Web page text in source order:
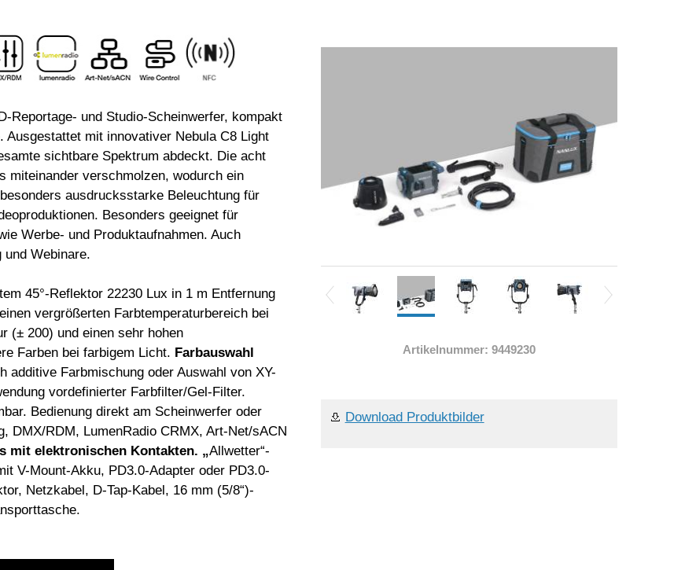
Reportage- und Studio-Scheinwerfer, kompakt
mit innovativer Nebula C8 Light
sichtbare Spektrum abdeckt. Die acht
miteinander verschmolzen, wodurch ein
ausdrucksstarke Beleuchtung für
Besonders geeignet für
Werbe- und Produktaufnahmen. Auch
Webinare.
45°-Reflektor 22230 Lux in 1 m Entfernung
vergrößerten Farbtemperaturbereich bei
(± 200) und einen sehr hohen
Farben bei farbigem Licht. Farbauswahl
additive Farbmischung oder Auswahl von XY-
vordefinierter Farbfilter/Gel-Filter.
Bedienung direkt am Scheinwerfer oder
DMX/RDM, LumenRadio CRMX, Art-Net/sACN
mit elektronischen Kontakten. „Allwetter“-
V-Mount-Akku, PD3.0-Adapter oder PD3.0-
Netzkabel, D-Tap-Kabel, 16 mm (5/8“)-
Artikelnummer: 9449230
Download Produktbilder